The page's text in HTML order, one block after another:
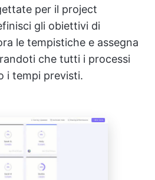
per il project
gli obiettivi di
le tempistiche e assegna
che tutti i processi
i tempi previsti.